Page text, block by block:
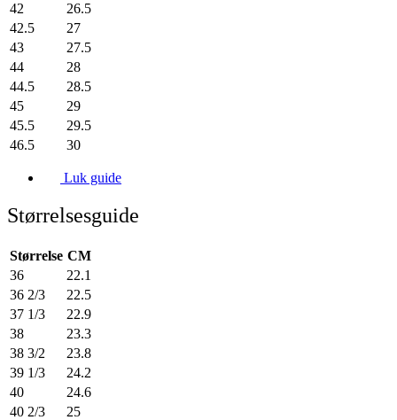
42
26.5
42.5
27
43
27.5
44
28
44.5
28.5
45
29
45.5
29.5
46.5
30
Luk guide
Størrelsesguide
Størrelse CM
36
22.1
36 2/3
22.5
37 1/3
22.9
38
23.3
38 3/2
23.8
39 1/3
24.2
40
24.6
40 2/3
25